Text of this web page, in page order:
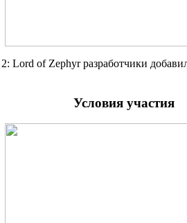
Lord of Zephyr разработчики
Условия участия